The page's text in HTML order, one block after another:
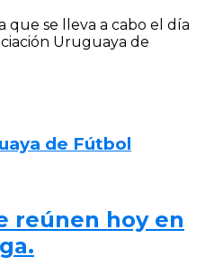
que se lleva a cabo el día
Uruguaya de
de Fútbol
reúnen hoy en